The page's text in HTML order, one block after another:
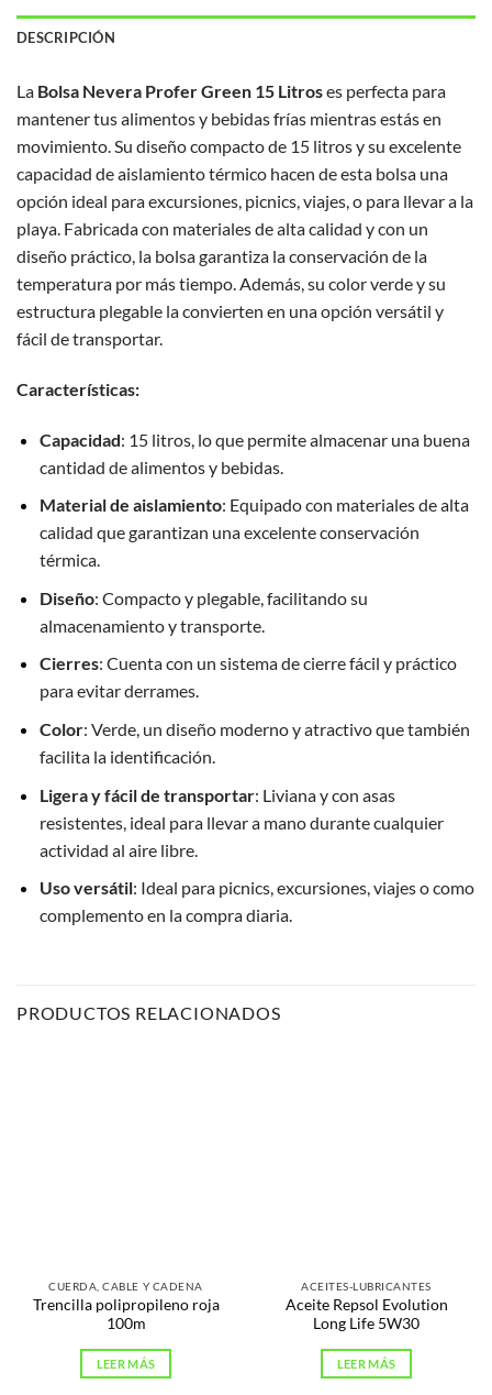
DESCRIPCIÓN
La Bolsa Nevera Profer Green 15 Litroses perfecta para
mantener tus alimentos y bebidas frías mientras estás en
movimiento. Su diseño compacto de 15 litros y su excelente
capacidad de aislamiento térmico hacen de esta bolsa una
opción ideal para excursiones, picnics, viajes, o para llevar a la
playa. Fabricada con materiales de alta calidad y con un
diseño práctico, la bolsa garantiza la conservación de la
temperatura por más tiempo. Además, su color verde y su
estructura plegable la convierten en una opción versátil y
fácil de transportar.
Características:
Capacidad: 15 litros, lo que permite almacenar una buena
cantidad de alimentos y bebidas.
Material de aislamiento: Equipado con materiales de alta
calidad que garantizan una excelente conservación
térmica.
Diseño: Compacto y plegable, facilitando su
almacenamiento y transporte.
Cierres: Cuenta con un sistema de cierre fácil y práctico
para evitar derrames.
Color: Verde, un diseño moderno y atractivo que también
facilita la identificación.
Ligera y fácil de transportar: Liviana y con asas
resistentes, ideal para llevar a mano durante cualquier
actividad al aire libre.
Uso versátil: Ideal para picnics, excursiones, viajes o como
complemento en la compra diaria.
PRODUCTOS RELACIONADOS
CUERDA, CABLE Y CADENA
Trencilla polipropileno roja
100m
LEER MÁS
ACEITES-LUBRICANTES
Aceite Repsol Evolution
Long Life 5W30
LEER MÁS